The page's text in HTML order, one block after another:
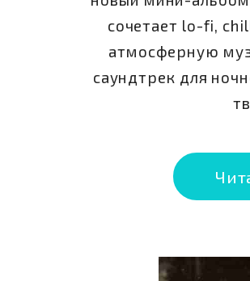
сочетает lo-fi,
атмосферную
саундтрек для